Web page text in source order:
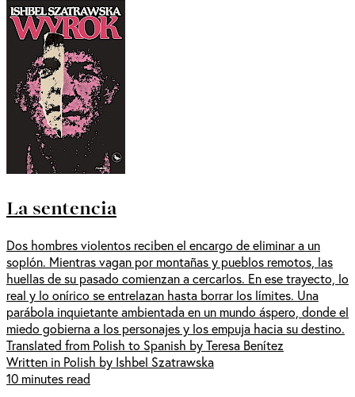
La sentencia
Dos hombres violentos reciben el encargo de eliminar a un
soplón. Mientras vagan por montañas y pueblos remotos, las
huellas de su pasado comienzan a cercarlos. En ese trayecto, lo
real y lo onírico se entrelazan hasta borrar los límites. Una
parábola inquietante ambientada en un mundo áspero, donde el
miedo gobierna a los personajes y los empuja hacia su destino.
Translated from Polish to Spanish by Teresa Benítez
Written in Polish by Ishbel Szatrawska
10 minutes read